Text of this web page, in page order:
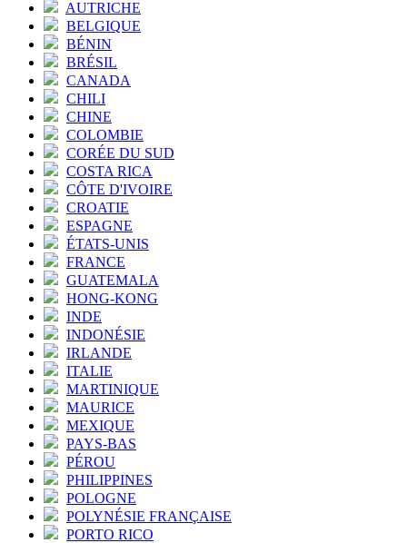
AUTRICHE
BELGIQUE
BÉNIN
BRÉSIL
CANADA
CHILI
CHINE
COLOMBIE
CORÉE DU SUD
COSTA RICA
CÔTE D'IVOIRE
CROATIE
ESPAGNE
ÉTATS-UNIS
FRANCE
GUATEMALA
HONG-KONG
INDE
INDONÉSIE
IRLANDE
ITALIE
MARTINIQUE
MAURICE
MEXIQUE
PAYS-BAS
PÉROU
PHILIPPINES
POLOGNE
POLYNÉSIE FRANÇAISE
PORTO RICO